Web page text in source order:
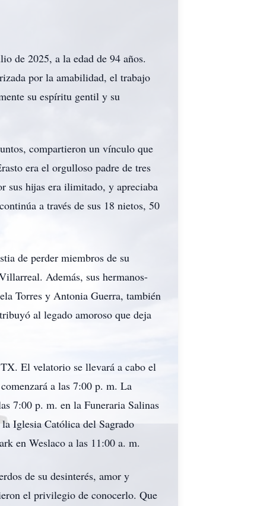
de 2025, a la edad de 94 años.
por la amabilidad, el trabajo
su espíritu gentil y su
compartieron un vínculo que
era el orgulloso padre de tres
sus hijas era ilimitado, y apreciaba
a través de sus 18 nietos, 50
de perder miembros de su
Además, sus hermanos-
Torres y Antonia Guerra, también
al legado amoroso que deja
El velatorio se llevará a cabo el
a las 7:00 p. m. La
7:00 p. m. en la Funeraria Salinas
Iglesia Católica del Sagrado
en Weslaco a las 11:00 a. m.
de su desinterés, amor y
el privilegio de conocerlo. Que